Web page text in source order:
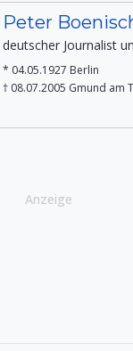
Peter
deutscher Journalist
* 04.05.1927 Berlin
† 08.07.2005 Gmund am
Anzeige